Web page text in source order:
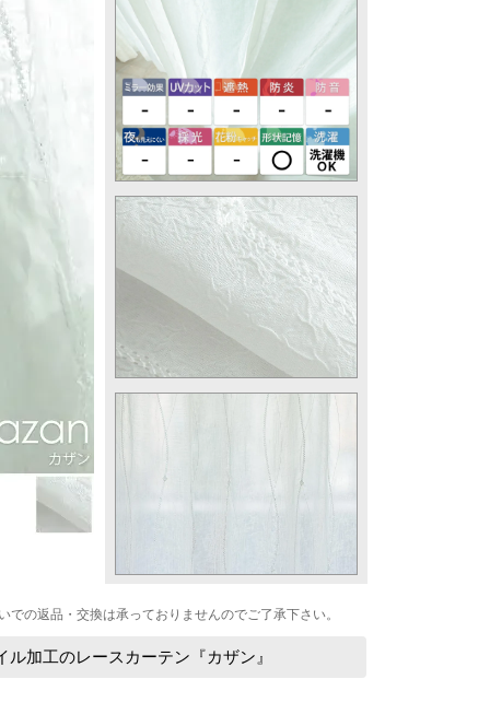
の返品・交換は承っておりませんのでご了承下さい。
加工のレースカーテン『カザン』